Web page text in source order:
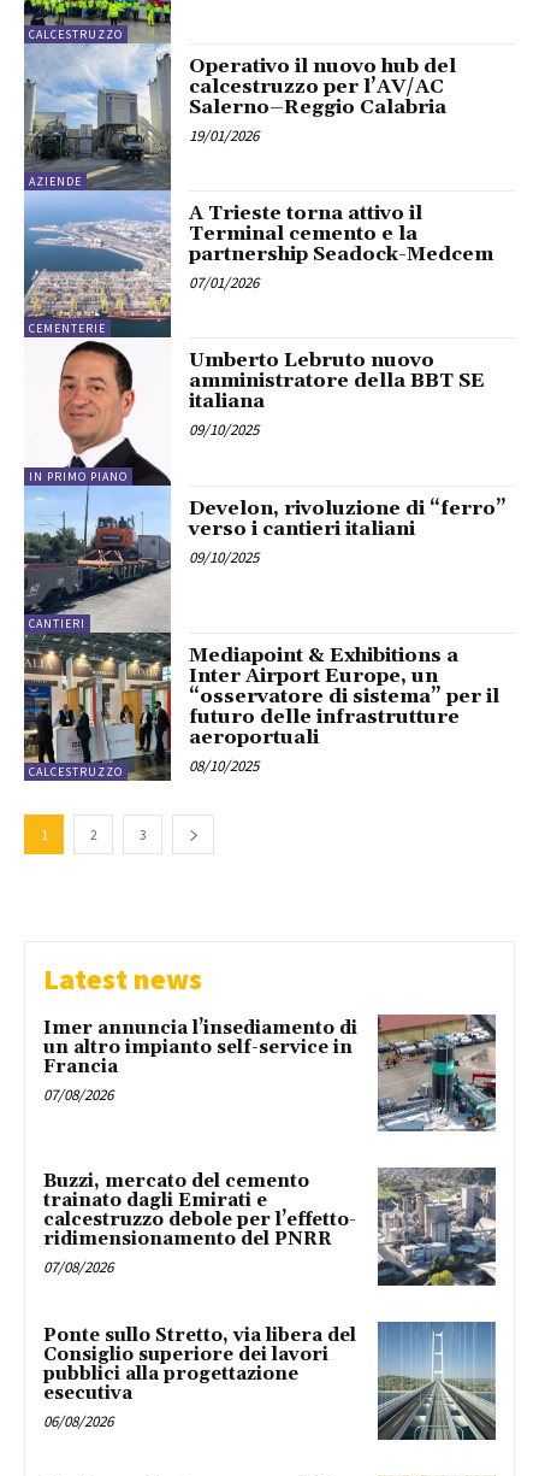
CALCESTRUZZO
AZIENDE
Operativo il nuovo hub del
calcestruzzo per l’AV/AC
Salerno–Reggio Calabria
19/01/2026
CEMENTERIE
A Trieste torna attivo il
Terminal cemento e la
partnership Seadock-Medcem
07/01/2026
IN PRIMO PIANO
Umberto Lebruto nuovo
amministratore della BBT SE
italiana
09/10/2025
CANTIERI
Develon, rivoluzione di “ferro”
verso i cantieri italiani
09/10/2025
CALCESTRUZZO
Mediapoint & Exhibitions a
Inter Airport Europe, un
“osservatore di sistema” per il
futuro delle infrastrutture
aeroportuali
08/10/2025
1 2 3
Latest news
Imer annuncia l’insediamento di
un altro impianto self-service in
Francia
07/08/2026
Buzzi, mercato del cemento
trainato dagli Emirati e
calcestruzzo debole per l’effetto-
ridimensionamento del PNRR
07/08/2026
Ponte sullo Stretto, via libera del
Consiglio superiore dei lavori
pubblici alla progettazione
esecutiva
06/08/2026